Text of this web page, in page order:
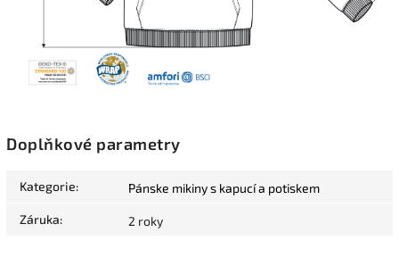
Doplňkové parametry
Kategorie: Pánske mikiny s kapucí a potiskem
Záruka: 2 roky